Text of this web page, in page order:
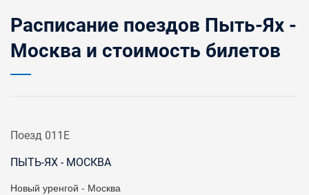
Расписание поездов Пыть-Ях -
Москва и стоимость билетов
Поезд 011Е
ПЫТЬ-ЯХ - МОСКВА
Новый уренгой - Москва